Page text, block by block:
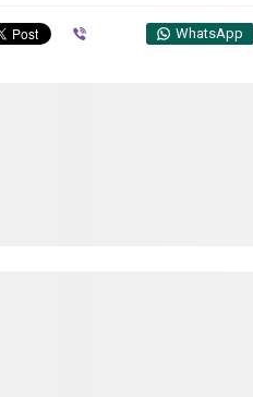
WhatsApp